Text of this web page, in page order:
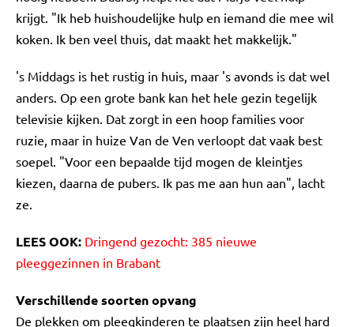
krijgt. "Ik heb huishoudelijke hulp en iemand die mee wil
koken. Ik ben veel thuis, dat maakt het makkelijk."
's Middags is het rustig in huis, maar 's avonds is dat wel
anders. Op een grote bank kan het hele gezin tegelijk
televisie kijken. Dat zorgt in een hoop families voor
ruzie, maar in huize Van de Ven verloopt dat vaak best
soepel. "Voor een bepaalde tijd mogen de kleintjes
kiezen, daarna de pubers. Ik pas me aan hun aan", lacht
ze.
LEES OOK: Dringend gezocht: 385 nieuwe
pleeggezinnen in Brabant
Verschillende soorten opvang
De plekken om pleegkinderen te plaatsen zijn heel hard